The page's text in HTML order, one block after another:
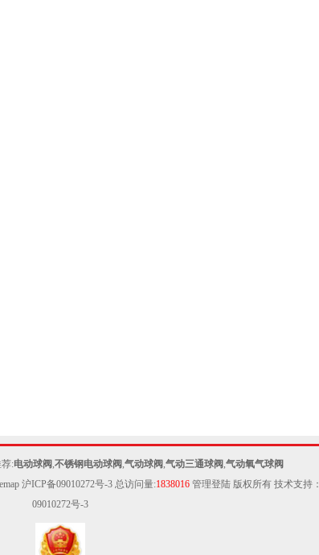
:电动球阀,不锈钢电动球阀,气动球阀,气动三通球阀,气动氧气球阀
沪ICP备09010272号-3总访问量:1838016 管理登陆版权所有 技术支持：
09010272号-3